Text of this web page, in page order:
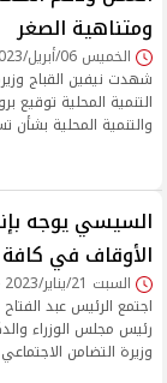
ومتناهية الصغر
الخميس 06/أبريل/2023 - 01:16 ص
شهدت نيفين القباج
التنمية المحلية توقيع
والتنمية المحلية بشأن
السيسي يوجه
الأوقاف في
السبت 21/يناير/2023 - 06:00 م
اجتمع الرئيس عبد
رئيس مجلس الوزراء
وزيرة التضامن